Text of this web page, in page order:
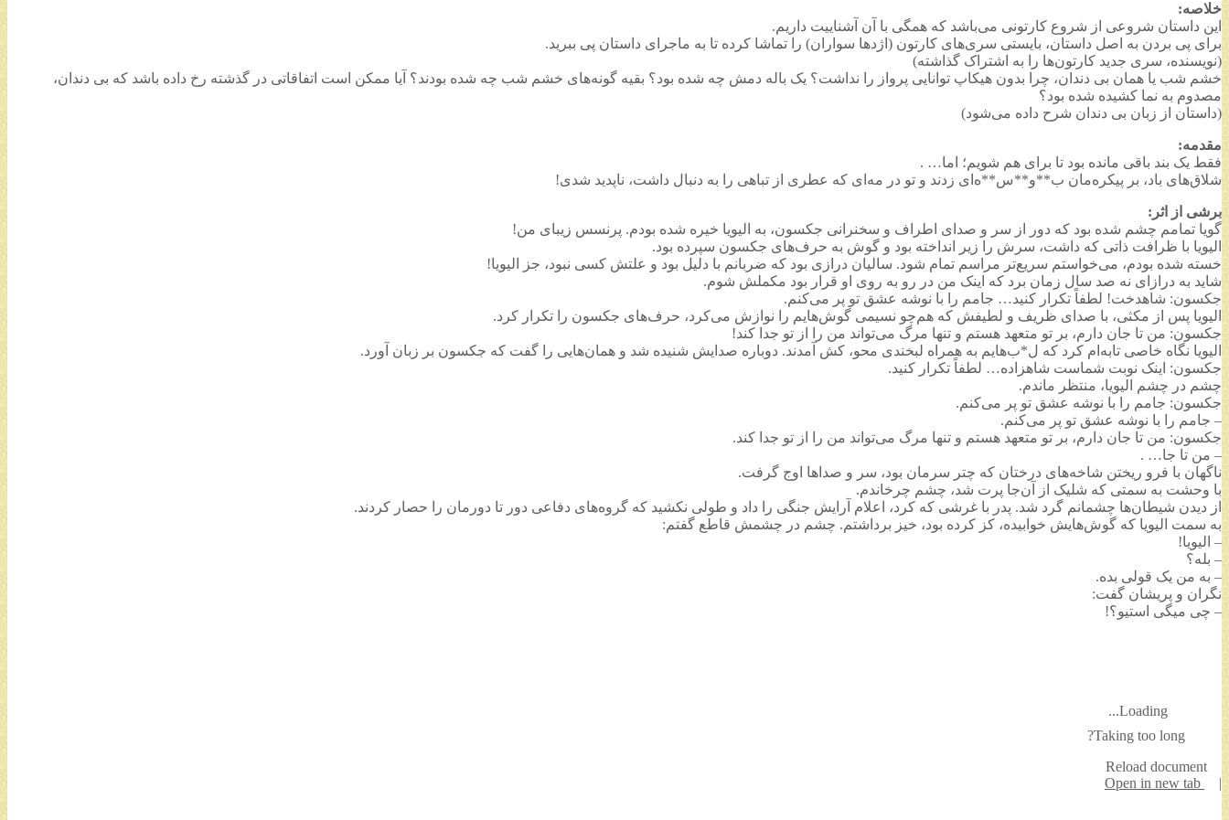
خلاصه:
این داستان شروعی از شروع کارتونی می‌باشد که همگی با آن آشناییت داریم.
برای پی بردن به اصل داستان، بایستی سری‌های کارتون (اژدها سواران) را تماشا کرده تا به ماجرای داستان پی ببرید.
(نویسنده، سری جدید کارتون‌ها را به اشتراک گذاشته)
خشم شب یا همان بی دندان، چرا بدون هیکاپ توانایی پرواز را نداشت؟ یک باله دمش چه شده بود؟ بقیه گونه‌های خشم شب چه شده بودند؟ آیا ممکن است اتفاقاتی در گذشته رخ داده باشد که بی دندان،
مصدوم به نما کشیده شده بود؟
(داستان از زبان بی دندان شرح داده می‌شود)
مقدمه:
فقط یک بند باقی مانده بود تا برای هم شویم؛ اما… .
شلاق‌های باد، بر پیکره‌مان ب**و**س**ه‌ای زدند و تو در مه‌ای که عطری از تباهی را به دنبال داشت، ناپدید شدی!
برشی از اثر:
گویا تمامم چشم شده بود که دور از سر و صدای اطراف و سخنرانی جکسون، به الیویا خیره شده بودم. پرنسس زیبای من!
الیویا با ظرافت ذاتی که داشت، سرش را زیر انداخته بود و گوش به حرف‌های جکسون سپرده بود.
خسته شده بودم، می‌خواستم سریع‌تر مراسم تمام شود. سالیان درازی بود که ضربانم با دلیل بود و علتش کسی نبود، جز الیویا!
شاید به درازای نه صد سال زمان برد که اینک من در رو به روی او قرار بود مکملش شوم.
جکسون: شاهدخت! لطفاً تکرار کنید… جامم را با نوشه عشق تو پر می‌کنم.
الیویا پس از مکثی، با صدای ظریف و لطیفش که هم‌چو نسیمی گوش‌هایم را نوازش می‌کرد، حرف‌های جکسون را تکرار کرد.
جکسون: من تا جان دارم، بر تو متعهد هستم و تنها مرگ می‌تواند من را از تو جدا کند!
الیویا نگاه خاصی تابه‌ام کرد که ل*ب‌هایم به همراه لبخندی محو، کش آمدند. دوباره صدایش شنیده شد و همان‌هایی را گفت که جکسون بر زبان آورد.
جکسون: اینک نوبت شماست شاهزاده… لطفاً تکرار کنید.
چشم در چشم الیویا، منتظر ماندم.
جکسون: جامم را با نوشه عشق تو پر می‌کنم.
– جامم را با نوشه عشق تو پر می‌کنم.
جکسون: من تا جان دارم، بر تو متعهد هستم و تنها مرگ می‌تواند من را از تو جدا کند.
– من تا جا… .
ناگهان با فرو ریختن شاخه‌های درختان که چتر سرمان بود، سر و صداها اوج گرفت.
با وحشت به سمتی که شلیک از آن‌جا پرت شد، چشم چرخاندم.
از دیدن شیطان‌ها چشمانم گرد شد. پدر با غرشی که کرد، اعلام آرایش جنگی را داد و طولی نکشید که گروه‌های دفاعی دور تا دورمان را حصار کردند.
به سمت الیویا که گوش‌هایش خوابیده، کز کرده بود، خیز برداشتم. چشم در چشمش قاطع گفتم:
– الیویا!
– بله؟
– به من یک قولی بده.
نگران و پریشان گفت:
– چی میگی استیو؟!
Loading...
Taking too long?
|